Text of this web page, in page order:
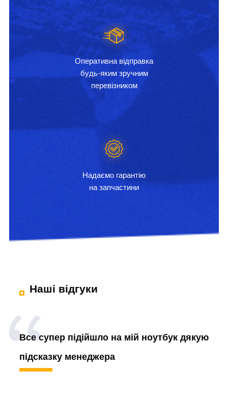
Оперативна відправка
будь-яким зручним
перевізником
Надаємо гарантію
на запчастини
Наші відгуки
Все супер підійшло на мій ноутбук дякую
підсказку менеджера